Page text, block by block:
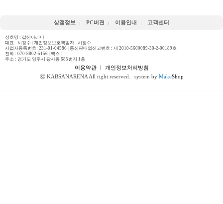
상점정보 PC버젼 이용안내 고객센터
상호명 : 갑산아레나
대표 : 시창수 | 개인정보보호책임자 : 시창수
사업자등록번호 :231-01-04586 | 통신판매업신고번호 : 제 2010-5600089-30-2-00189호
전화 : 070-8802-5156 | 팩스 :
주소 : 경기도 양주시 광사동 685번지 1층
이용약관ㅣ 개인정보처리방침
ⓒ KABSANARENA All right reserved.
system by MakeShop